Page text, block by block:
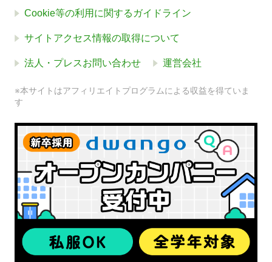
Cookie等の利用に関するガイドライン
サイトアクセス情報の取得について
法人・プレスお問い合わせ 運営会社
※本サイトはアフィリエイトプログラムによる収益を得ていま
す